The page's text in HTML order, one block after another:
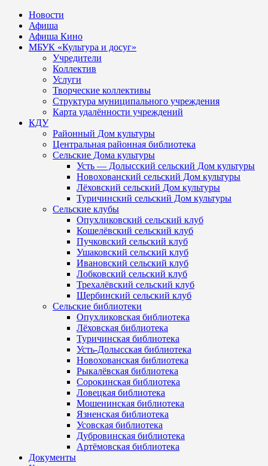
Новости
Афиша
Афиша Кино
МБУК «Культура и досуг»
Учредители
Коллектив
Услуги
Творческие коллективы
Структура муниципального учреждения
Карта удалённости учреждений
КДУ
Районный Дом культуры
Центральная районная библиотека
Сельские Дома культуры
Усть — Долысский сельский Дом культуры
Новохованский сельский Дом культуры
Лёховский сельский Дом культуры
Туричинский сельский Дом культуры
Сельские клубы
Опухликовский сельский клуб
Кошелёвский сельский клуб
Пучковский сельский клуб
Ушаковский сельский клуб
Ивановский сельский клуб
Лобковский сельский клуб
Трехалёвский сельский клуб
Щербинский сельский клуб
Сельские библиотеки
Опухликовская библиотека
Лёховская библиотека
Туричинская библиотека
Усть-Долысская библиотека
Новохованская библиотека
Рыкалёвская библиотека
Сорокинская библиотека
Ловецкая библиотека
Мошенинская библиотека
Язненская библиотека
Усовская библиотека
Дубровинская библиотека
Артёмовская библиотека
Документы